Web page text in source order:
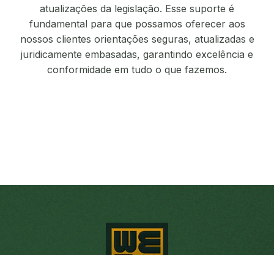
atualizações da legislação. Esse suporte é
fundamental para que possamos oferecer aos
nossos clientes orientações seguras, atualizadas e
juridicamente embasadas, garantindo excelência e
conformidade em tudo o que fazemos.